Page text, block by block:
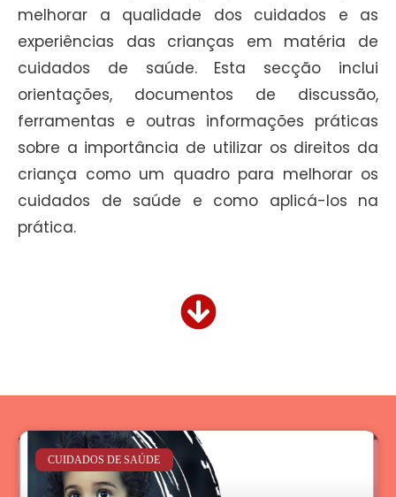
melhorar a qualidade dos cuidados e as
experiências das crianças em matéria de
cuidados de saúde. Esta secção inclui
orientações, documentos de discussão,
ferramentas e outras informações práticas
sobre a importância de utilizar os direitos da
criança como um quadro para melhorar os
cuidados de saúde e como aplicá-los na
prática.
CUIDADOS DE SAÚDE